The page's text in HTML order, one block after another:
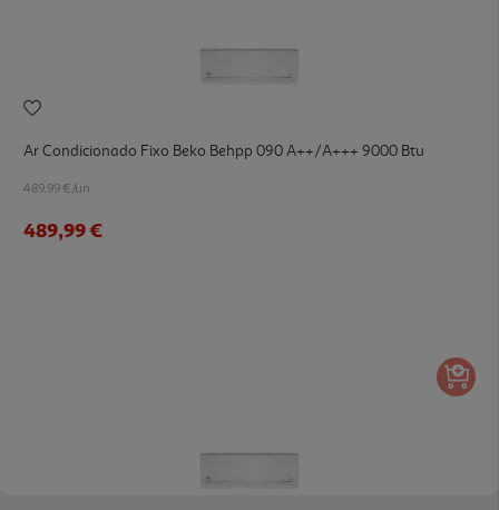
Ar Condicionado Fixo Beko Behpp 090 A++/a+++ 9000 Btu
489.99 €/un
489,99 €